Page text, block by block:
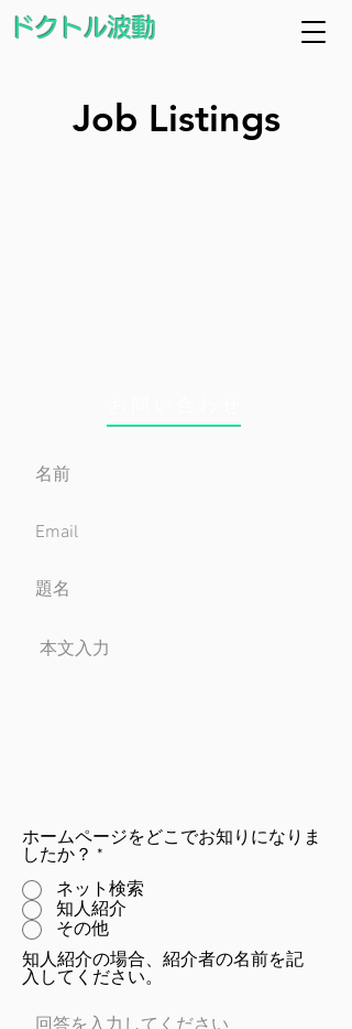
ドクトル波動
Job Listings
ホームページをどこでお知りになりま
したか？ *
ネット検索
知人紹介
その他
知人紹介の場合、紹介者の名前を記
入してください。